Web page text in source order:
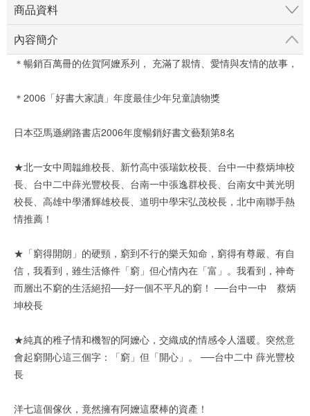
商品資料
內容簡介
＊暢銷百萬冊的佐賀阿嬤系列， 充滿了親情、愛情與友情的故事，
＊2006「好書大家讀」年度最佳少年兒童讀物獎
日本亞馬遜網路書店2006年度暢銷好書文藝類第8名
★北一女中周韞維校長、新竹高中張瑞欽校長、台中一中蔡炳坤校
長、台中二中薛光豐校長、台南一中張逸群校長、台南女中黃光明
校長、高雄中學潘輝雄校長、道明中學宋弘茂校長，北中南聯手熱
情推薦！
★「窮得開朗」的硬頸，窮到不行的樂天知命，窮得有尊嚴、有自
信，我看到，雖生活條件「窮」但心情內在「富」。我看到，神奇
而層出不窮的生活絕招──好一個不平凡的窮！ ──台中一中 蔡炳
坤校長
★純真的稚子情和機智的阿嬤心，交織成的情感令人溫暖。突然意
會起窮開心這三個字：「窮」但「開心」。 ──台中二中 薛光豐校
長
洋七這個傢伙，竟然擁有阿嬤這麼棒的資產！